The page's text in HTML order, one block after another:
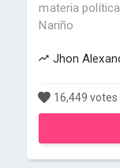
materia
Nariño
Jhon
16,449 votes